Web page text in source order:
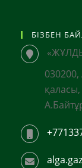
БІЗБЕН
қаласы,